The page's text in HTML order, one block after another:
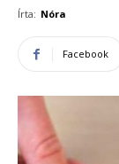
Írta: Nóra
Facebook